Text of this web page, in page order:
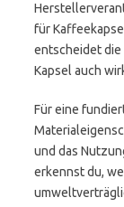
für
entscheidet die
Kapsel auch
Für eine
und das
erkennst du,